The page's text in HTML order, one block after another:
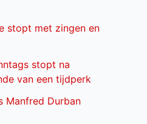
stopt met zingen en
stopt na
van een tijdperk
Manfred Durban